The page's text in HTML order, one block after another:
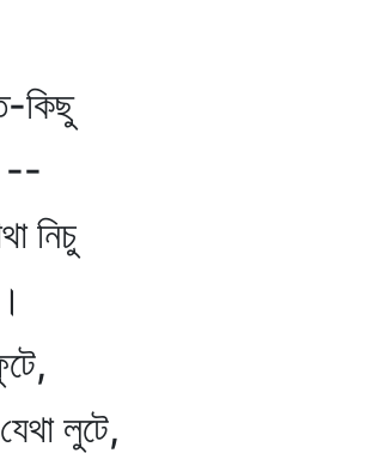
কিছু
নিচু
লুটে,